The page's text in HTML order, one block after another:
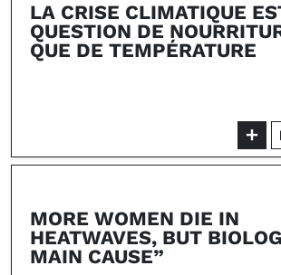
LA CRISE CLIMATIQUE
QUESTION DE
QUE DE TEMPÉRATURE
MORE WOMEN DIE IN
HEATWAVES, BUT
MAIN CAUSE”